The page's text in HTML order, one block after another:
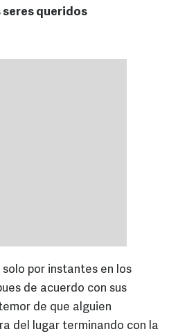
seres queridos
por instantes en los
de acuerdo con sus
de que alguien
del lugar terminando con la